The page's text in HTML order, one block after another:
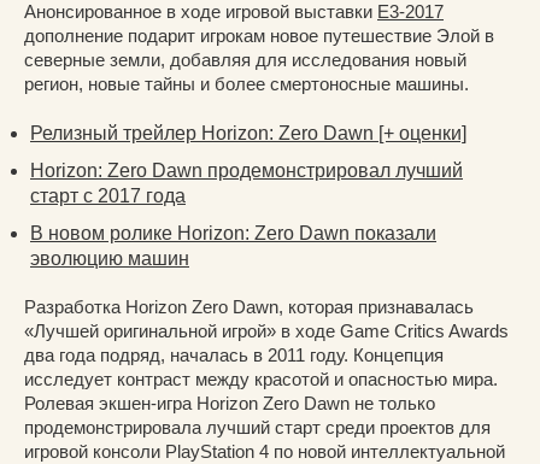
Анонсированное в ходе игровой выставки E3-2017
дополнение подарит игрокам новое путешествие Элой в
северные земли, добавляя для исследования новый
регион, новые тайны и более смертоносные машины.
Релизный трейлер Horizon: Zero Dawn [+ оценки]
Horizon: Zero Dawn продемонстрировал лучший
старт с 2017 года
В новом ролике Horizon: Zero Dawn показали
эволюцию машин
Разработка Horizon Zero Dawn, которая признавалась
«Лучшей оригинальной игрой» в ходе Game Critics Awards
два года подряд, началась в 2011 году. Концепция
исследует контраст между красотой и опасностью мира.
Ролевая экшен-игра Horizon Zero Dawn не только
продемонстрировала лучший старт среди проектов для
игровой консоли PlayStation 4 по новой интеллектуальной